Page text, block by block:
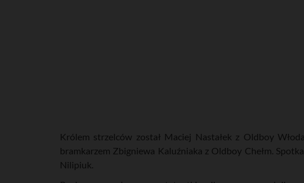
Królem strzelców został Maciej Nastałek z Oldboy
bramkarzem Zbigniewa Kaluźniaka z Oldboy Chełm.
Nilipiuk.